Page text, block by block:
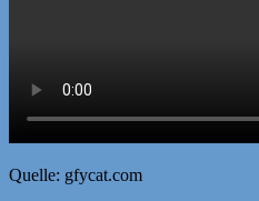
Quelle: gfycat.com